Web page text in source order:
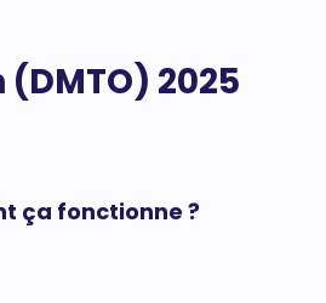
2025
ça fonctionne ?